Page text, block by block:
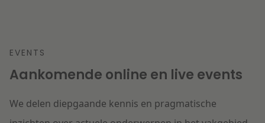
EVENTS
Aankomende online en live events
We delen diepgaande kennis en pragmatische